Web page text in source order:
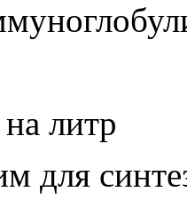
литр
для